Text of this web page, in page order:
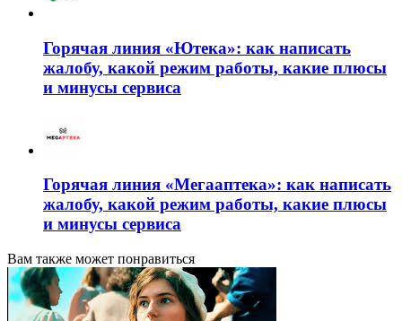
Горячая линия «Ютека»: как написать
жалобу, какой режим работы, какие плюсы
и минусы сервиса
Горячая линия «Мегааптека»: как написать
жалобу, какой режим работы, какие плюсы
и минусы сервиса
Вам также может понравиться